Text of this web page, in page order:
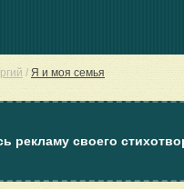
/ Я и моя семья
рекламу своего